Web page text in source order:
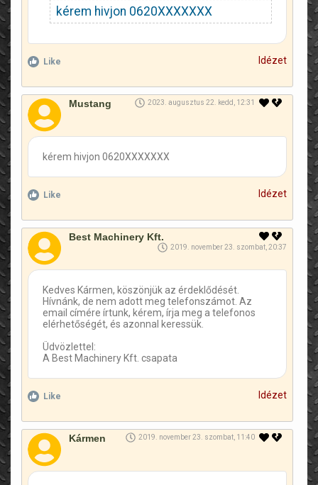
kérem hivjon 0620XXXXXXX
Like Idézet
Mustang 2023. augusztus 22. kedd, 12:31
kérem hivjon 0620XXXXXXX
Like Idézet
Best Machinery Kft.
2019. november 23. szombat, 20:37
Kedves Kármen, köszönjük az érdeklődését.
Hívnánk, de nem adott meg telefonszámot. Az
email címére írtunk, kérem, írja meg a telefonos
elérhetőségét, és azonnal keressük.
Üdvözlettel:
A Best Machinery Kft. csapata
Like Idézet
Kármen 2019. november 23. szombat, 11:40